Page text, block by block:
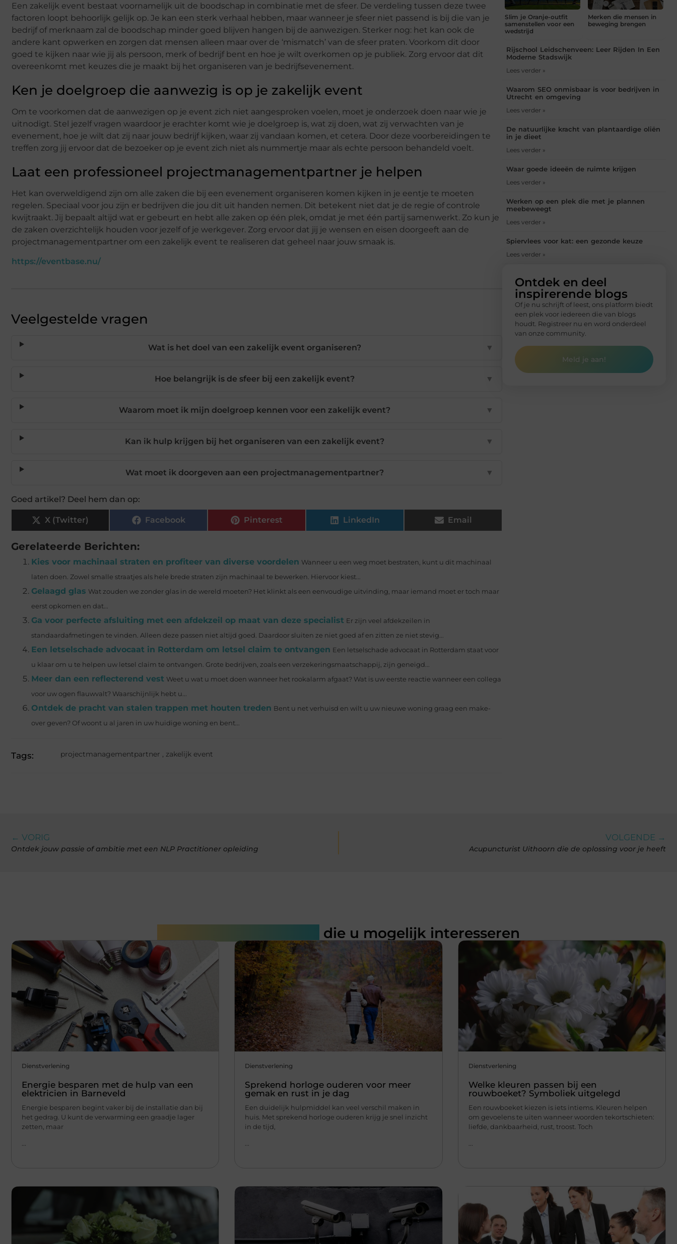
Een zakelijk event bestaat voornamelijk uit de boodschap in combinatie met de sfeer. De verdeling tussen deze twee
factoren loopt behoorlijk gelijk op. Je kan een sterk verhaal hebben, maar wanneer je sfeer niet passend is bij die van je
bedrijf of merknaam zal de boodschap minder goed blijven hangen bij de aanwezigen. Sterker nog: het kan ook de
andere kant opwerken en zorgen dat mensen alleen maar over de ‘mismatch’ van de sfeer praten. Voorkom dit door
goed te kijken naar wie jij als persoon, merk of bedrijf bent en hoe je wilt overkomen op je publiek. Zorg ervoor dat dit
overeenkomt met keuzes die je maakt bij het organiseren van je bedrijfsevenement.
Ken je doelgroep die aanwezig is op je zakelijk event
Om te voorkomen dat de aanwezigen op je event zich niet aangesproken voelen, moet je onderzoek doen naar wie je
uitnodigt. Stel jezelf vragen waardoor je erachter komt wie je doelgroep is, wat zij doen, wat zij verwachten van je
evenement, hoe je wilt dat zij naar jouw bedrijf kijken, waar zij vandaan komen, et cetera. Door deze voorbereidingen te
treffen zorg jij ervoor dat de bezoeker op je event zich niet als nummertje maar als echte persoon behandeld voelt.
Laat een professioneel projectmanagementpartner je helpen
Het kan overweldigend zijn om alle zaken die bij een evenement organiseren komen kijken in je eentje te moeten
regelen. Speciaal voor jou zijn er bedrijven die jou dit uit handen nemen. Dit betekent niet dat je de regie of controle
kwijtraakt. Jij bepaalt altijd wat er gebeurt en hebt alle zaken op één plek, omdat je met één partij samenwerkt. Zo kun je
de zaken overzichtelijk houden voor jezelf of je werkgever. Zorg ervoor dat jij je wensen en eisen doorgeeft aan de
projectmanagementpartner om een zakelijk event te realiseren dat geheel naar jouw smaak is.
https://eventbase.nu/
Veelgestelde vragen
Wat is het doel van een zakelijk event organiseren? ▼
Hoe belangrijk is de sfeer bij een zakelijk event? ▼
Waarom moet ik mijn doelgroep kennen voor een zakelijk event? ▼
Kan ik hulp krijgen bij het organiseren van een zakelijk event? ▼
Wat moet ik doorgeven aan een projectmanagementpartner? ▼
Goed artikel? Deel hem dan op:
X (Twitter) Facebook Pinterest LinkedIn Email
Gerelateerde Berichten:
Kies voor machinaal straten en profiteer van diverse voordelen Wanneer u een weg moet bestraten, kunt u dit machinaal
laten doen. Zowel smalle straatjes als hele brede straten zijn machinaal te bewerken. Hiervoor kiest...
Gelaagd glas Wat zouden we zonder glas in de wereld moeten? Het klinkt als een eenvoudige uitvinding, maar iemand moet er toch maar
eerst opkomen en dat...
Ga voor perfecte afsluiting met een afdekzeil op maat van deze specialist Er zijn veel afdekzeilen in
standaardafmetingen te vinden. Alleen deze passen niet altijd goed. Daardoor sluiten ze niet goed af en zitten ze niet stevig...
Een letselschade advocaat in Rotterdam om letsel claim te ontvangen Een letselschade advocaat in Rotterdam staat voor
u klaar om u te helpen uw letsel claim te ontvangen. Grote bedrijven, zoals een verzekeringsmaatschappij, zijn geneigd...
Meer dan een reflecterend vest Weet u wat u moet doen wanneer het rookalarm afgaat? Wat is uw eerste reactie wanneer een collega
voor uw ogen flauwvalt? Waarschijnlijk hebt u...
Ontdek de pracht van stalen trappen met houten treden Bent u net verhuisd en wilt u uw nieuwe woning graag een make-
over geven? Of woont u al jaren in uw huidige woning en bent...
Tags: projectmanagementpartner , zakelijk event
Slim je Oranje-outfit
samenstellen voor een
wedstrijd
Merken die mensen in
beweging brengen
Rijschool Leidschenveen: Leer Rijden In Een
Moderne Stadswijk
Lees verder »
Waarom SEO onmisbaar is voor bedrijven in
Utrecht en omgeving
Lees verder »
De natuurlijke kracht van plantaardige oliën
in je dieet
Lees verder »
Waar goede ideeën de ruimte krijgen
Lees verder »
Werken op een plek die met je plannen
meebeweegt
Lees verder »
Spiervlees voor kat: een gezonde keuze
Lees verder »
Ontdek en deel
inspirerende blogs
Of je nu schrijft of leest, ons platform biedt
een plek voor iedereen die van blogs
houdt. Registreer nu en word onderdeel
van onze community.
Meld je aan!
← VORIG
Ontdek jouw passie of ambitie met een NLP Practitioner opleiding
VOLGENDE →
Acupuncturist Uithoorn die de oplossing voor je heeft
die u mogelijk interesseren
Dienstverlening
Energie besparen met de hulp van een
elektricien in Barneveld
Energie besparen begint vaker bij de installatie dan bij
het gedrag. U kunt de verwarming een graadje lager
zetten, maar
...
Dienstverlening
Sprekend horloge ouderen voor meer
gemak en rust in je dag
Een duidelijk hulpmiddel kan veel verschil maken in
huis. Met sprekend horloge ouderen krijg je snel inzicht
in de tijd,
...
Dienstverlening
Welke kleuren passen bij een
rouwboeket? Symboliek uitgelegd
Een rouwboeket kiezen is iets intiems. Kleuren helpen
om gevoelens te uiten wanneer woorden tekortschieten:
liefde, dankbaarheid, rust, troost. Toch
...